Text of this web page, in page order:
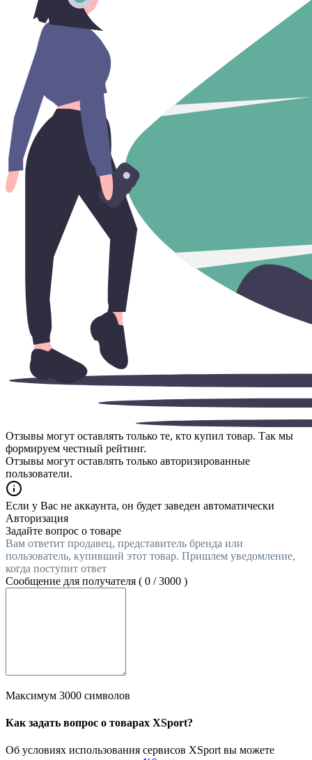
Отзывы могут оставлять только те, кто купил товар. Так мы
формируем честный рейтинг.
Отзывы могут оставлять только авторизированные
пользователи.
Если у Вас не аккаунта, он будет заведен автоматически
Авторизация
Задайте вопрос о товаре
Вам ответит продавец, представитель бренда или
пользователь, купивший этот товар. Пришлем уведомление,
когда поступит ответ
Сообщение для получателя ( 0 /3000 )
Максимум 3000 символов
Как задать вопрос о товарах XSport?
Об условиях использования сервисов XSport вы можете